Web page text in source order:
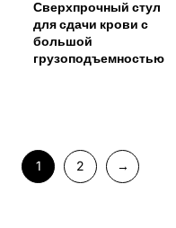
Сверхпрочный стул
для сдачи крови с
большой
грузоподъемностью
1 2 →